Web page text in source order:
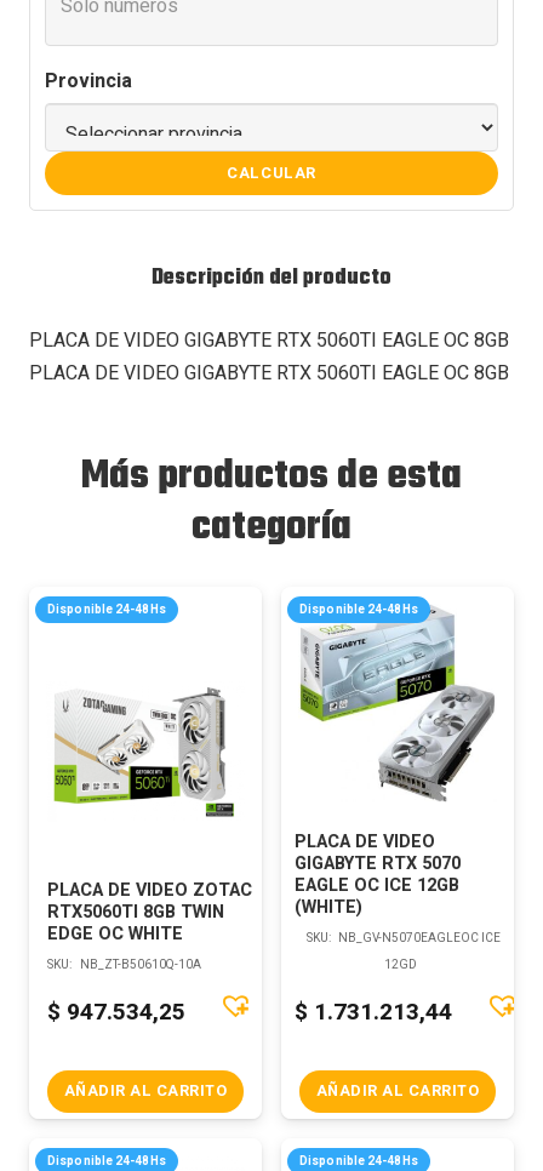
Provincia
CALCULAR
Descripción del producto
PLACA DE VIDEO GIGABYTE RTX 5060TI EAGLE OC 8GB
PLACA DE VIDEO GIGABYTE RTX 5060TI EAGLE OC 8GB
Más productos de esta
categoría
Disponible 24-48Hs
PLACA DE VIDEO ZOTAC
RTX5060TI 8GB TWIN
EDGE OC WHITE
SKU: NB_ZT-B50610Q-10A
$ 947.534,25
AÑADIR AL CARRITO
Disponible 24-48Hs
PLACA DE VIDEO
GIGABYTE RTX 5070
EAGLE OC ICE 12GB
(WHITE)
SKU: NB_GV-N5070EAGLEOC ICE
12GD
$ 1.731.213,44
AÑADIR AL CARRITO
Disponible 24-48Hs Disponible 24-48Hs